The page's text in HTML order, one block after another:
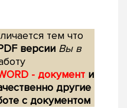
тем что
версии Вы в
- документ и
другие
с документом